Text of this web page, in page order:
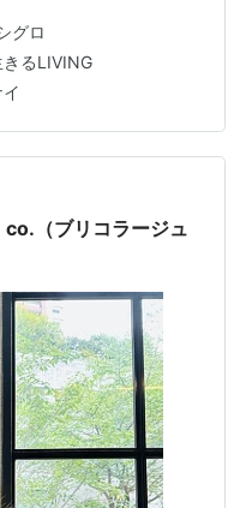
絵画のような輝きで、
ました。 六本木に行っ
bread ＆ co. -
ニー-で大好きなくるみ
にある桜は、半分くらい
グロ
きるLIVING
（ブリコラージュ